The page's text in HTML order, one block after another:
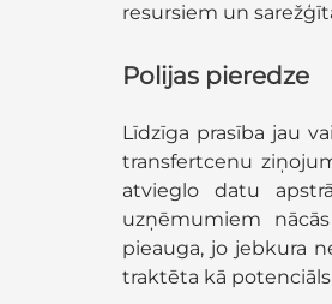
resursiem un
Polijas pieredze
Līdzīga prasība jau
transfertcenu
atvieglo datu
uzņēmumiem
pieauga, jo jebkura
traktēta kā